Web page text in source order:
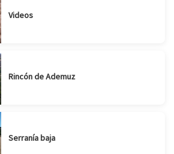
Videos
Rincón de Ademuz
Serranía baja